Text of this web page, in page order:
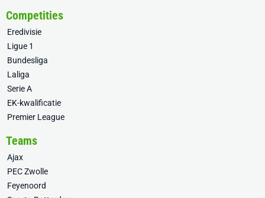
Competities
Eredivisie
Ligue 1
Bundesliga
Laliga
Serie A
EK-kwalificatie
Premier League
Teams
Ajax
PEC Zwolle
Feyenoord